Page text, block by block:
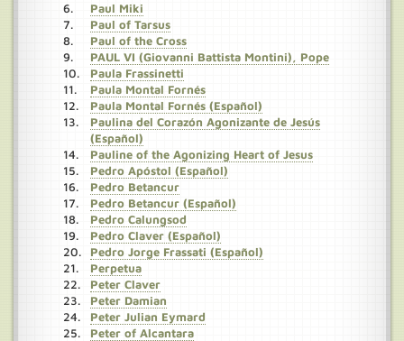
Paul Miki
Paul of Tarsus
Paul of the Cross
PAUL VI (Giovanni Battista Montini), Pope
Paula Frassinetti
Paula Montal Fornés
Paula Montal Fornés (Español)
Paulina del Corazón Agonizante de Jesús
(Español)
Pauline of the Agonizing Heart of Jesus
Pedro Apóstol (Español)
Pedro Betancur
Pedro Betancur (Español)
Pedro Calungsod
Pedro Claver (Español)
Pedro Jorge Frassati (Español)
Perpetua
Peter Claver
Peter Damian
Peter Julian Eymard
Peter of Alcantara